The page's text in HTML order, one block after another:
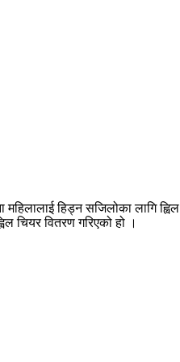
हिड्न सजिलोका लागि
चियर वितरण गरिएको हो ।